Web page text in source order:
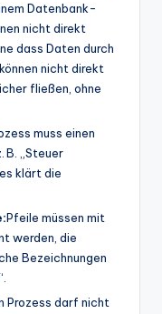
Datenbank-
nicht direkt
dass Daten durch
nicht direkt
fließen, ohne
muss einen
B. „Steuer
klärt die
Pfeile müssen mit
werden, die
Bezeichnungen
Prozess darf nicht